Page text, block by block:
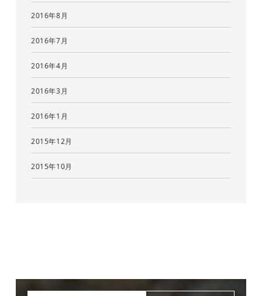
2016年8月
2016年7月
2016年4月
2016年3月
2016年1月
2015年12月
2015年10月